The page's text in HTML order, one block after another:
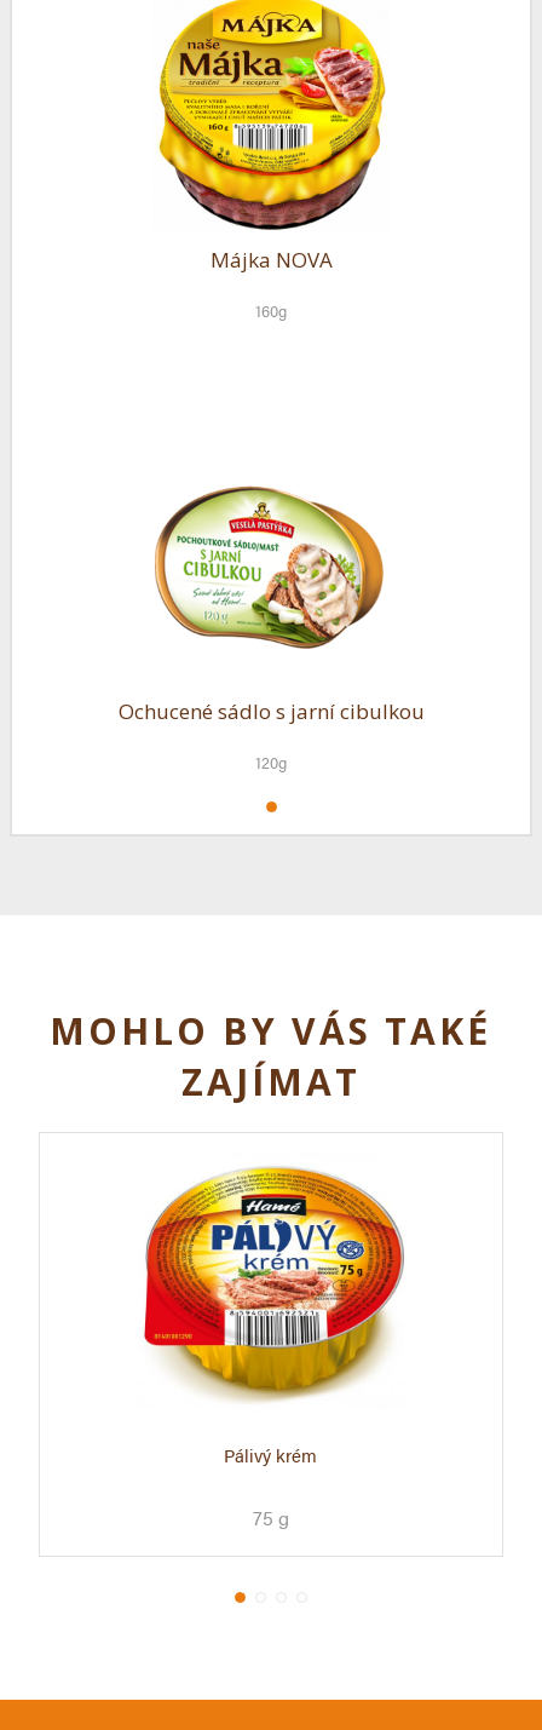
Májka NOVA
160g
Ochucené sádlo s jarní cibulkou
120g
MOHLO BY VÁS TAKÉ
ZAJÍMAT
Pálivý krém
75 g